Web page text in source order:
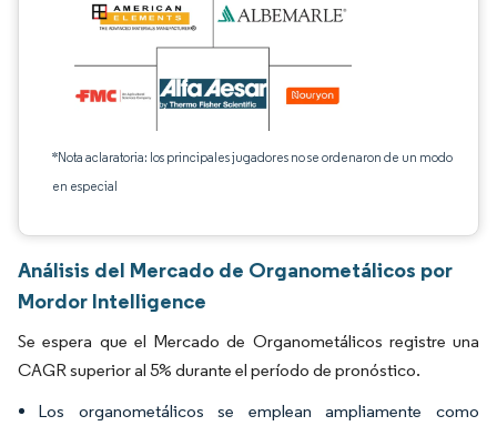
*Nota aclaratoria: los principales jugadores no se ordenaron de un modo
en especial
Análisis del Mercado de Organometálicos por
Mordor Intelligence
Se espera que el Mercado de Organometálicos registre una
CAGR superior al 5% durante el período de pronóstico.
Los organometálicos se emplean ampliamente como